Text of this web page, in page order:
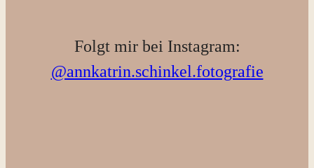
Folgt mir bei Instagram:
@annkatrin.schinkel.fotografie